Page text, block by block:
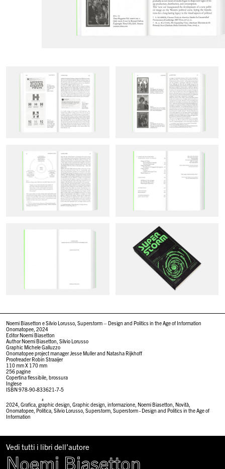
Noemi Biasetton e Silvio Lorusso, Superstorm – Design and Politics in the Age of Information
Onomatopee, 2024
Editor Noemi Biasetton
Author Noemi Biasetton, Silvio Lorusso
Graphic Michele Galluzzo
Onomatopee project manager Jesse Muller and Natasha Rijkhoff
Proofreader Robin Straaijer
110 mm X 170 mm
256 pagine
Copertina flessibile, brossura
Inglese
ISBN 978-90-833621-7-5
#
2024,Grafica,graphic design,Graphic design,informazione, Noemi Biasetton, Novità,
Onomatopee, Politica,Silvio Lorusso,Superstorm,Superstorm - Design and Politics in the Age of
Information
Vedi tutti i libri dell’autore
Noemi Biasetton